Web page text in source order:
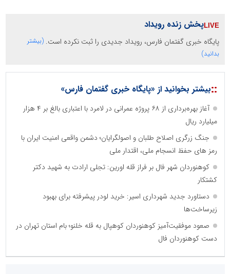
پخش زنده رویداد
پایگاه خبری گفتمان فارس، رویداد جدیدی را ثبت نکرده است. (بیشتر
بدانید)
::بیشتر بخوانید از «پایگاه خبری گفتمان فارس»
آغاز بهره‌برداری از ۶۸ پروژه عمرانی در لامرد با اعتباری بالغ بر ۴ هزار
میلیارد ریال
جنگ زرگری اصلاح طلبان و اصولگرایان؛ دشمن واقعی امنیت ایران با
رمز های حفظ انسجام ملی، اقتدار ملی
کوهنوردان شهر فال بر فراز قله اورین: تجلی ارادت به شهید دکتر
کشتکار
دستاورد جدید شهرداری اسیر: خرید لودر پیشرفته برای بهبود
زیرساخت‌ها
صعود موفقیت‌آمیز کوهنوردان کوهپال به قله خلنو؛ بام استان تهران در
دست کوهنوردان فال